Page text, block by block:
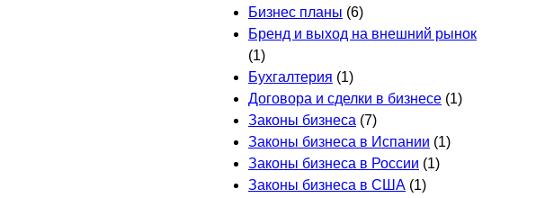
Бизнес планы (6)
Бренд и выход на внешний рынок
(1)
Бухгалтерия (1)
Договора и сделки в бизнесе (1)
Законы бизнеса (7)
Законы бизнеса в Испании (1)
Законы бизнеса в России (1)
Законы бизнеса в США (1)